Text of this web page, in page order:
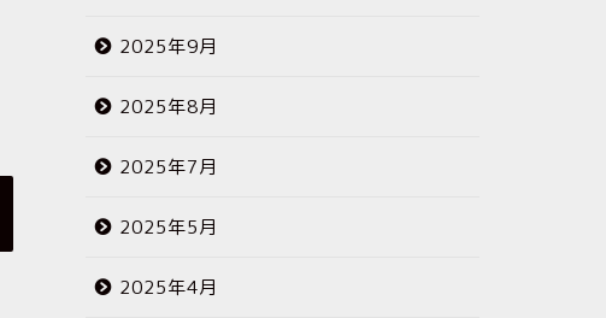
2025年9月
2025年8月
2025年7月
2025年5月
2025年4月